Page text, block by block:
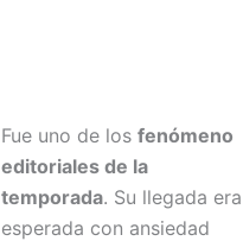
Fue uno de los fenómeno
editoriales de la
temporada. Su llegada era
esperada con ansiedad